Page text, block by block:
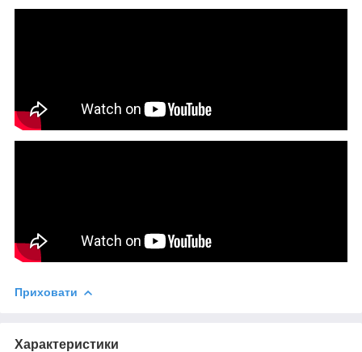
Приховати
Характеристики